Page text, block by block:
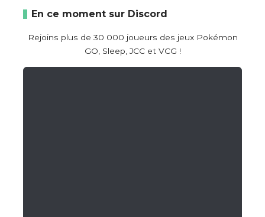
En ce moment sur Discord
Rejoins plus de 30 000 joueurs des jeux Pokémon
GO, Sleep, JCC et VCG !